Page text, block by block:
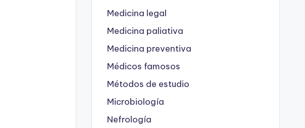
Medicina legal
Medicina paliativa
Medicina preventiva
Médicos famosos
Métodos de estudio
Microbiología
Nefrología